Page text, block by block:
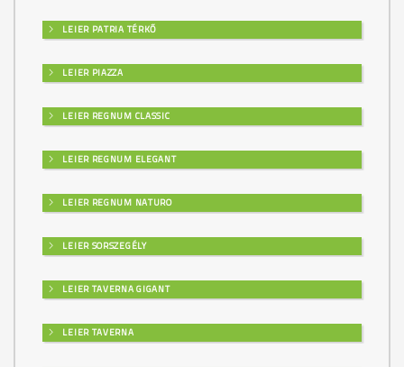
LEIER PATRIA TÉRKŐ
LEIER PIAZZA
LEIER REGNUM CLASSIC
LEIER REGNUM ELEGANT
LEIER REGNUM NATURO
LEIER SORSZEGÉLY
LEIER TAVERNA GIGANT
LEIER TAVERNA